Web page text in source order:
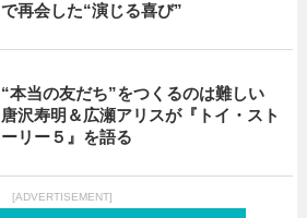
で再会した“演じる喜び”
“本当の友だち”をつくるのは難しい
唐沢寿明＆広瀬アリスが『トイ・スト
ーリー５』を語る
[ADVERTISEMENT]